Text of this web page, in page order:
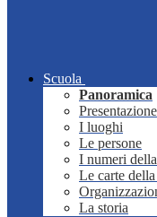
Scuola
Panoramica
Presentazione
I luoghi
Le persone
I numeri
Le carte
La storia